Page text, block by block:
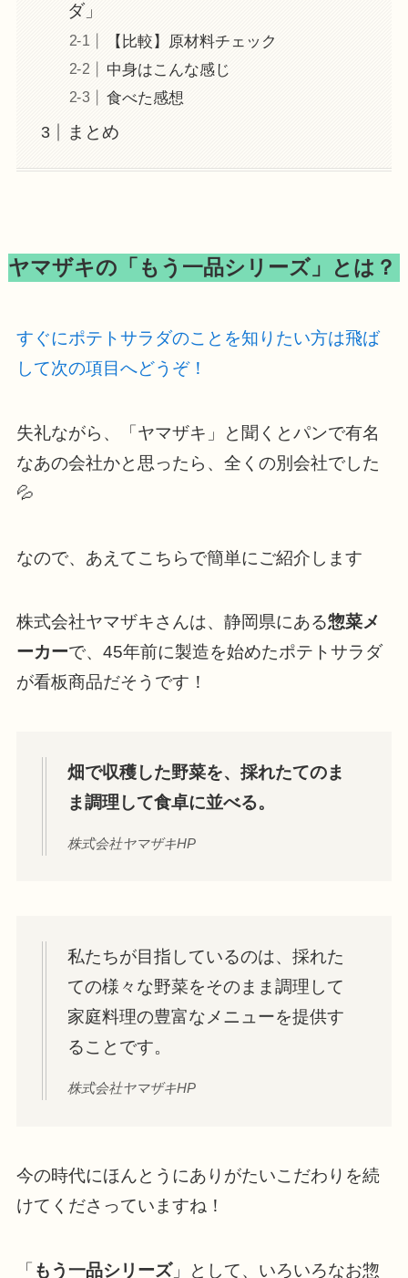
ダ」
【比較】原材料チェック
中身はこんな感じ
食べた感想
まとめ
ヤマザキの「もう一品シリーズ」とは？
すぐにポテトサラダのことを知りたい方は飛ば
して次の項目へどうぞ！
失礼ながら、「ヤマザキ」と聞くとパンで有名
なあの会社かと思ったら、全くの別会社でした
💦
なので、あえてこちらで簡単にご紹介します
株式会社ヤマザキさんは、静岡県にある惣菜メ
ーカーで、45年前に製造を始めたポテトサラダ
が看板商品だそうです！
畑で収穫した野菜を、採れたてのま
ま調理して食卓に並べる。
株式会社ヤマザキHP
私たちが目指しているのは、採れた
ての様々な野菜をそのまま調理して
家庭料理の豊富なメニューを提供す
ることです。
株式会社ヤマザキHP
今の時代にほんとうにありがたいこだわりを続
けてくださっていますね！
「 もう一品シリーズ」として、いろいろなお惣